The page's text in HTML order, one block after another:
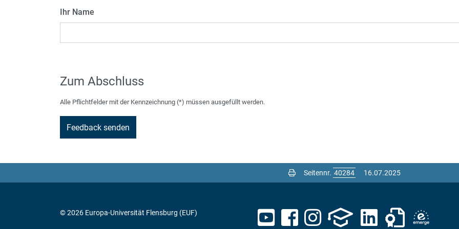
Ihr Name
Zum Abschluss
Alle Pflichtfelder mit der Kennzeichnung (*) müssen ausgefüllt werden.
Seitennr. 16.07.2025
© 2026 Europa-Universität Flensburg (EUF)